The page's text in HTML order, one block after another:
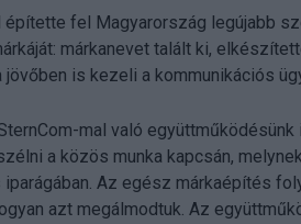
építette fel Magyarország legújabb
márkanevet talált ki,
jövőben is kezeli a kommunikációs
mal való
a közös munka kapcsán,
Az egész márkaépítés
azt megálmodtuk. Az